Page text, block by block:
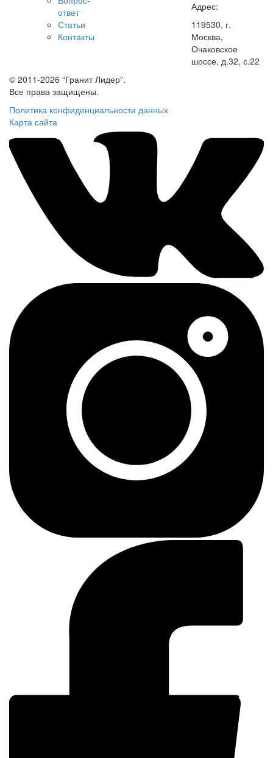
ответ
Статьи
Контакты
Адрес:
119530, г.
Москва,
Очаковское
шоссе, д.32, с.22
© 2011-2026 “Гранит Лидер”.
Все права защищены.
Политика конфиденциальности данных
Карта сайта